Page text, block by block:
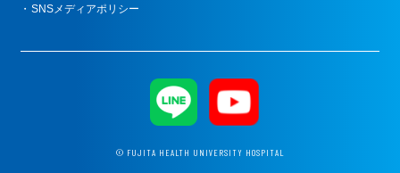
© FUJITA HEALTH UNIVERSITY HOSPITAL
SNSメディアポリシー